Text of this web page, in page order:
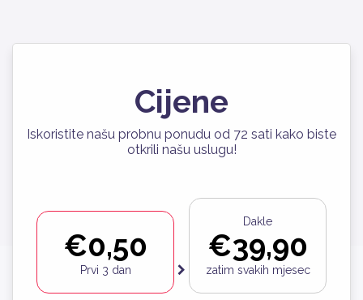
Cijene
Iskoristite našu probnu ponudu od 72 sati kako biste
otkrili našu uslugu!
€0,50
Prvi 3 dan
Dakle
€39,90
zatim svakih mjesec